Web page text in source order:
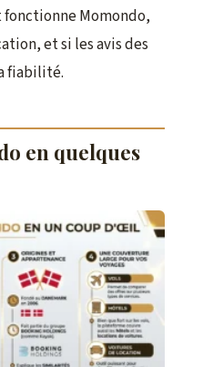
Momondo,
et si les avis des
fiabilité.
en quelques